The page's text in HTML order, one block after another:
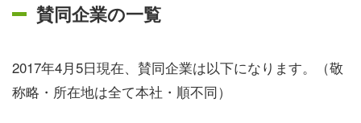
賛同企業の一覧
2017年4月5日現在、賛同企業は以下になります。（敬
称略・所在地は全て本社・順不同）